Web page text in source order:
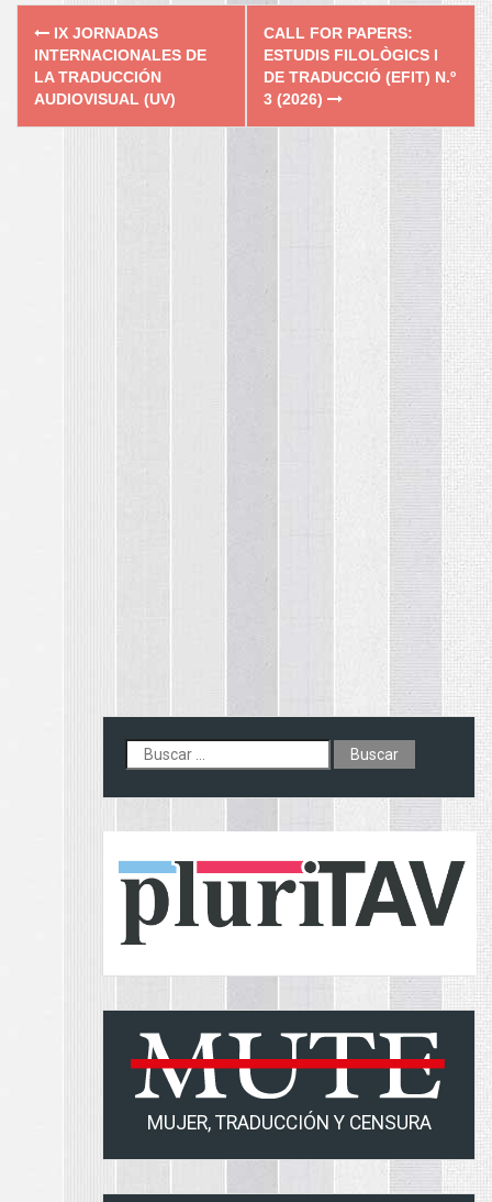
Post
navigation
IX JORNADAS
INTERNACIONALES DE
LA TRADUCCIÓN
AUDIOVISUAL (UV)
CALL FOR PAPERS:
ESTUDIS FILOLÒGICS I
DE TRADUCCIÓ (EFIT) N.º
3 (2026)
Buscar:
MUJER, TRADUCCIÓN Y CENSURA